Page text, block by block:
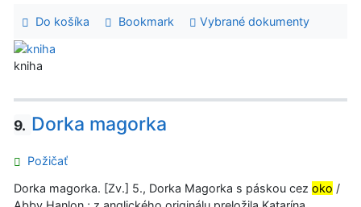
Do košíka Bookmark Vybrané dokumenty
kniha
9. Dorka magorka
Požičať
Dorka magorka. [Zv.] 5., Dorka Magorka s páskou cez oko /